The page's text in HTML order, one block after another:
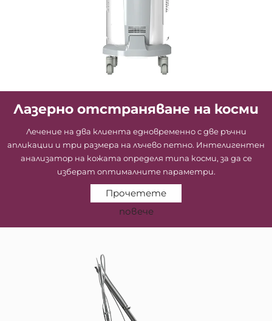
Лазерно отстраняване на косми
Лечение на два клиента едновременно с две ръчни
апликации и три размера на лъчево петно. Интелигентен
анализатор на кожата определя типа косми, за да се
изберат оптималните параметри.
Прочетете
повече